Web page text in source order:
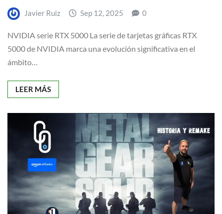
Javier Ruiz Sep 12, 2025 0
NVIDIA serie RTX 5000 La serie de tarjetas gráficas RTX
5000 de NVIDIA marca una evolución significativa en el
ámbito…
LEER MÁS